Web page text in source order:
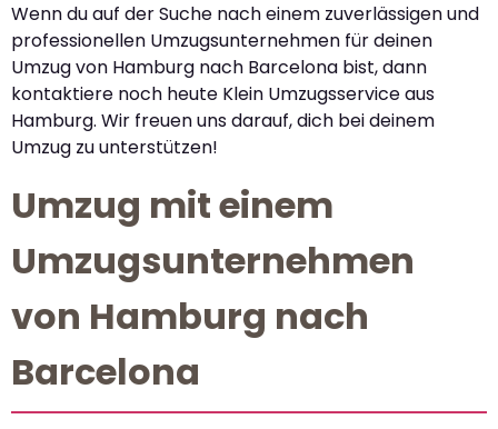
Wenn du auf der Suche nach einem zuverlässigen und
professionellen Umzugsunternehmen für deinen
Umzug von Hamburg nach Barcelona bist, dann
kontaktiere noch heute Klein Umzugsservice aus
Hamburg. Wir freuen uns darauf, dich bei deinem
Umzug zu unterstützen!
Umzug mit einem
Umzugsunternehmen
von Hamburg nach
Barcelona